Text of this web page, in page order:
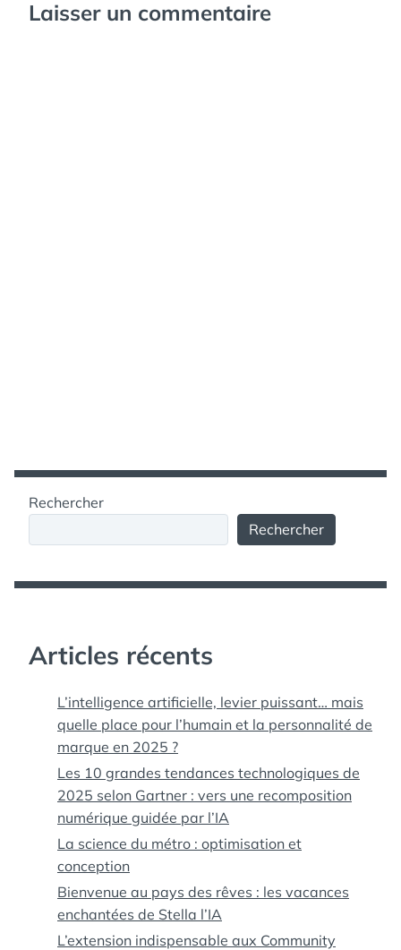
Laisser un commentaire
Rechercher
Rechercher
Articles récents
L’intelligence artificielle, levier puissant… mais
quelle place pour l’humain et la personnalité de
marque en 2025 ?
Les 10 grandes tendances technologiques de
2025 selon Gartner : vers une recomposition
numérique guidée par l’IA
La science du métro : optimisation et
conception
Bienvenue au pays des rêves : les vacances
enchantées de Stella l’IA
L’extension indispensable aux Community